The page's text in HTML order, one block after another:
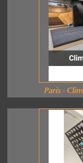
Paris -